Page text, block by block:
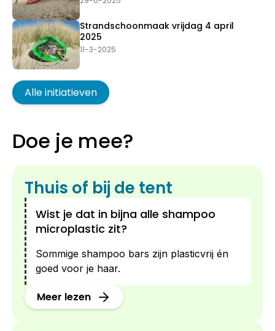
Strandschoonmaak vrijdag 4 april
2025
11-3-2025
Alle initiatieven
Doe je mee?
Thuis of bij de tent
Wist je dat in bijna alle shampoo
microplastic zit?
Sommige shampoo bars zijn plasticvrij én
goed voor je haar.
Meer lezen